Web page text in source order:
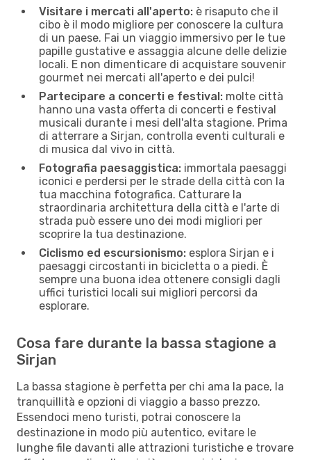
Visitare i mercati all'aperto: è risaputo che il
cibo è il modo migliore per conoscere la cultura
di un paese. Fai un viaggio immersivo per le tue
papille gustative e assaggia alcune delle delizie
locali. E non dimenticare di acquistare souvenir
gourmet nei mercati all'aperto e dei pulci!
Partecipare a concerti e festival: molte città
hanno una vasta offerta di concerti e festival
musicali durante i mesi dell'alta stagione. Prima
di atterrare a Sirjan, controlla eventi culturali e
di musica dal vivo in città.
Fotografia paesaggistica: immortala paesaggi
iconici e perdersi per le strade della città con la
tua macchina fotografica. Catturare la
straordinaria architettura della città e l'arte di
strada può essere uno dei modi migliori per
scoprire la tua destinazione.
Ciclismo ed escursionismo: esplora Sirjan e i
paesaggi circostanti in bicicletta o a piedi. È
sempre una buona idea ottenere consigli dagli
uffici turistici locali sui migliori percorsi da
esplorare.
Cosa fare durante la bassa stagione a
Sirjan
La bassa stagione è perfetta per chi ama la pace, la
tranquillità e opzioni di viaggio a basso prezzo.
Essendoci meno turisti, potrai conoscere la
destinazione in modo più autentico, evitare le
lunghe file davanti alle attrazioni turistiche e trovare